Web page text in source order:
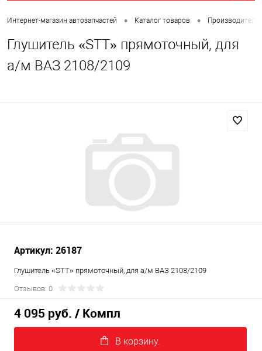
Интернет-магазин автозапчастей • Каталог товаров • Производители
Глушитель «STT» прямоточный, для
а/м ВАЗ 2108/2109
Артикул: 26187
Глушитель «STT» прямоточный, для а/м ВАЗ 2108/2109
Отзывов: 0
4 095 руб. / Компл
В корзину.